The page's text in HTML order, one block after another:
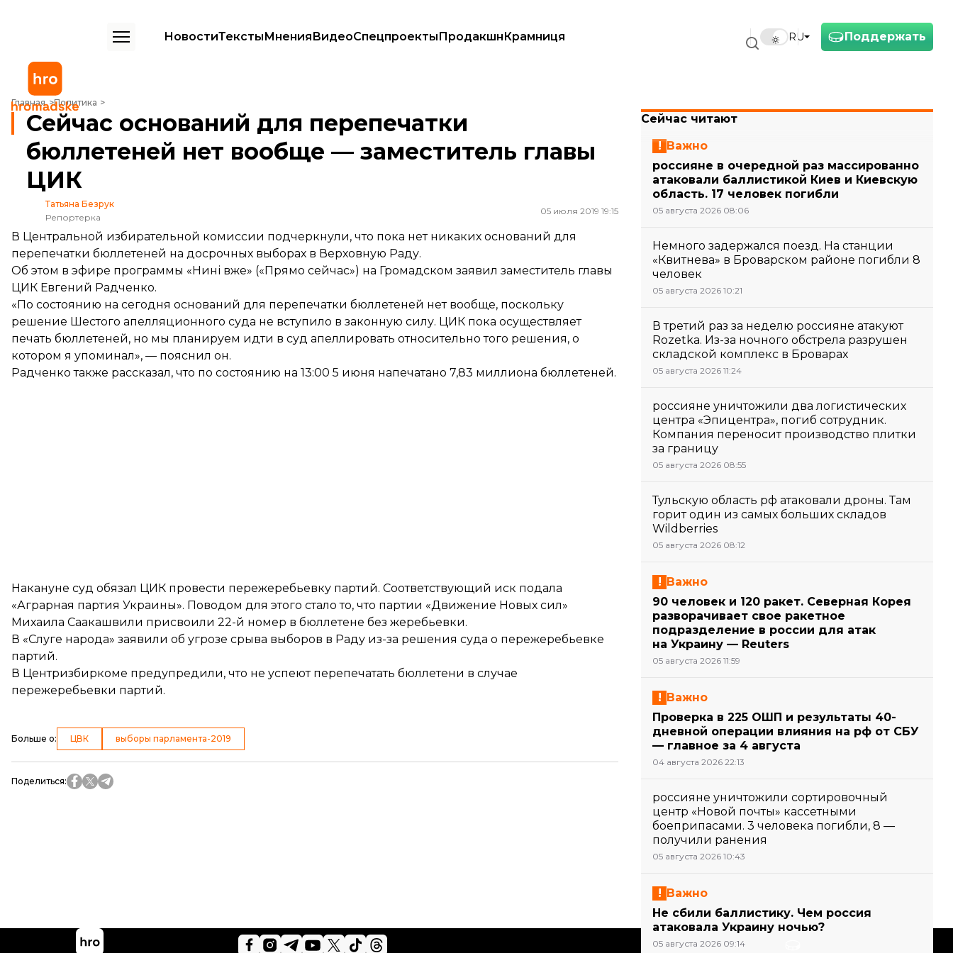
Поддержать
RU
НовостиТекстыМненияВидеоСпецпроектыПродакшнКрамниця
Главная Политика
Сейчас оснований для перепечатки бюллетеней нет вообще — заместитель главы ЦИК
Сейчас оснований для перепечатки
бюллетеней нет вообще — заместитель главы
ЦИК
Татьяна Безрук
Репортерка
05 июля 2019 19:15
В Центральной избирательной комиссии подчеркнули, что пока нет никаких оснований для
перепечатки бюллетеней на досрочных выборах в Верховную Раду.
Об этом в эфире программы «Нині вже» («Прямо сейчас») на Громадском заявил заместитель главы
ЦИК Евгений Радченко.
«По состоянию на сегодня оснований для перепечатки бюллетеней нет вообще, поскольку
решение Шестого апелляционного суда не вступило в законную силу. ЦИК пока осуществляет
печать бюллетеней, но мы планируем идти в суд апеллировать относительно того решения, о
котором я упоминал», — пояснил он.
Радченко также рассказал, что по состоянию на 13:00 5 июня напечатано 7,83 миллиона бюллетеней.
Накануне суд обязал ЦИК провести пережеребьевку партий. Соответствующий иск подала
«Аграрная партия Украины». Поводом для этого стало то, что партии «Движение Новых сил»
Михаила Саакашвили присвоили 22-й номер в бюллетене без жеребьевки.
В «Слуге народа» заявили об угрозе срыва выборов в Раду из-за решения суда о пережеребьевке
партий.
В Центризбиркоме предупредили, что не успеют перепечатать бюллетени в случае
пережеребьевки партий.
Больше о: ЦВК выборы парламента-2019
Поделиться:
Сейчас читают
Важно
россияне в очередной раз массированно
атаковали баллистикой Киев и Киевскую
область. 17 человек погибли
05 августа 2026 08:06
Немного задержался поезд. На станции
«Квитнева» в Броварском районе погибли 8
человек
05 августа 2026 10:21
В третий раз за неделю россияне атакуют
Rozetka. Из-за ночного обстрела разрушен
складской комплекс в Броварах
05 августа 2026 11:24
россияне уничтожили два логистических
центра «Эпицентра», погиб сотрудник.
Компания переносит производство плитки
за границу
05 августа 2026 08:55
Тульскую область рф атаковали дроны. Там
горит один из самых больших складов
Wildberries
05 августа 2026 08:12
Важно
90 человек и 120 ракет. Северная Корея
разворачивает свое ракетное
подразделение в россии для атак
на Украину — Reuters
05 августа 2026 11:59
Важно
Проверка в 225 ОШП и результаты 40-
дневной операции влияния на рф от СБУ
— главное за 4 августа
04 августа 2026 22:13
россияне уничтожили сортировочный
центр «Новой почты» кассетными
боеприпасами. 3 человека погибли, 8 —
получили ранения
05 августа 2026 10:43
Важно
Не сбили баллистику. Чем россия
атаковала Украину ночью?
05 августа 2026 09:14